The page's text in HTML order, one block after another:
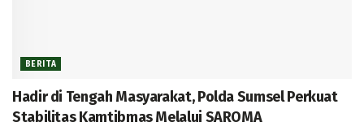
BERITA
Hadir di Tengah Masyarakat, Polda Sumsel Perkuat
Stabilitas Kamtibmas Melalui SAROMA